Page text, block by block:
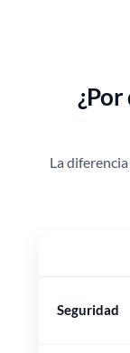
La
Seguridad